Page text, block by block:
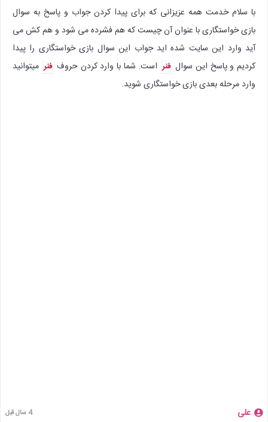
با سلام خدمت همه عزیزانی که برای پیدا کردن جواب و پاسخ به سوال
بازی خواستگاری با عنوان آن چیست که هم فشرده می شود و هم کش می
آید وارد این سایت شده اید جواب این سوال بازی خواستگاری را پیدا
کردیم و پاسخ این سوال فنر است. شما با وارد کردن حروف فنر میتوانید
وارد مرحله بعدی بازی خواستگاری شوید.
علی 4 سال قبل